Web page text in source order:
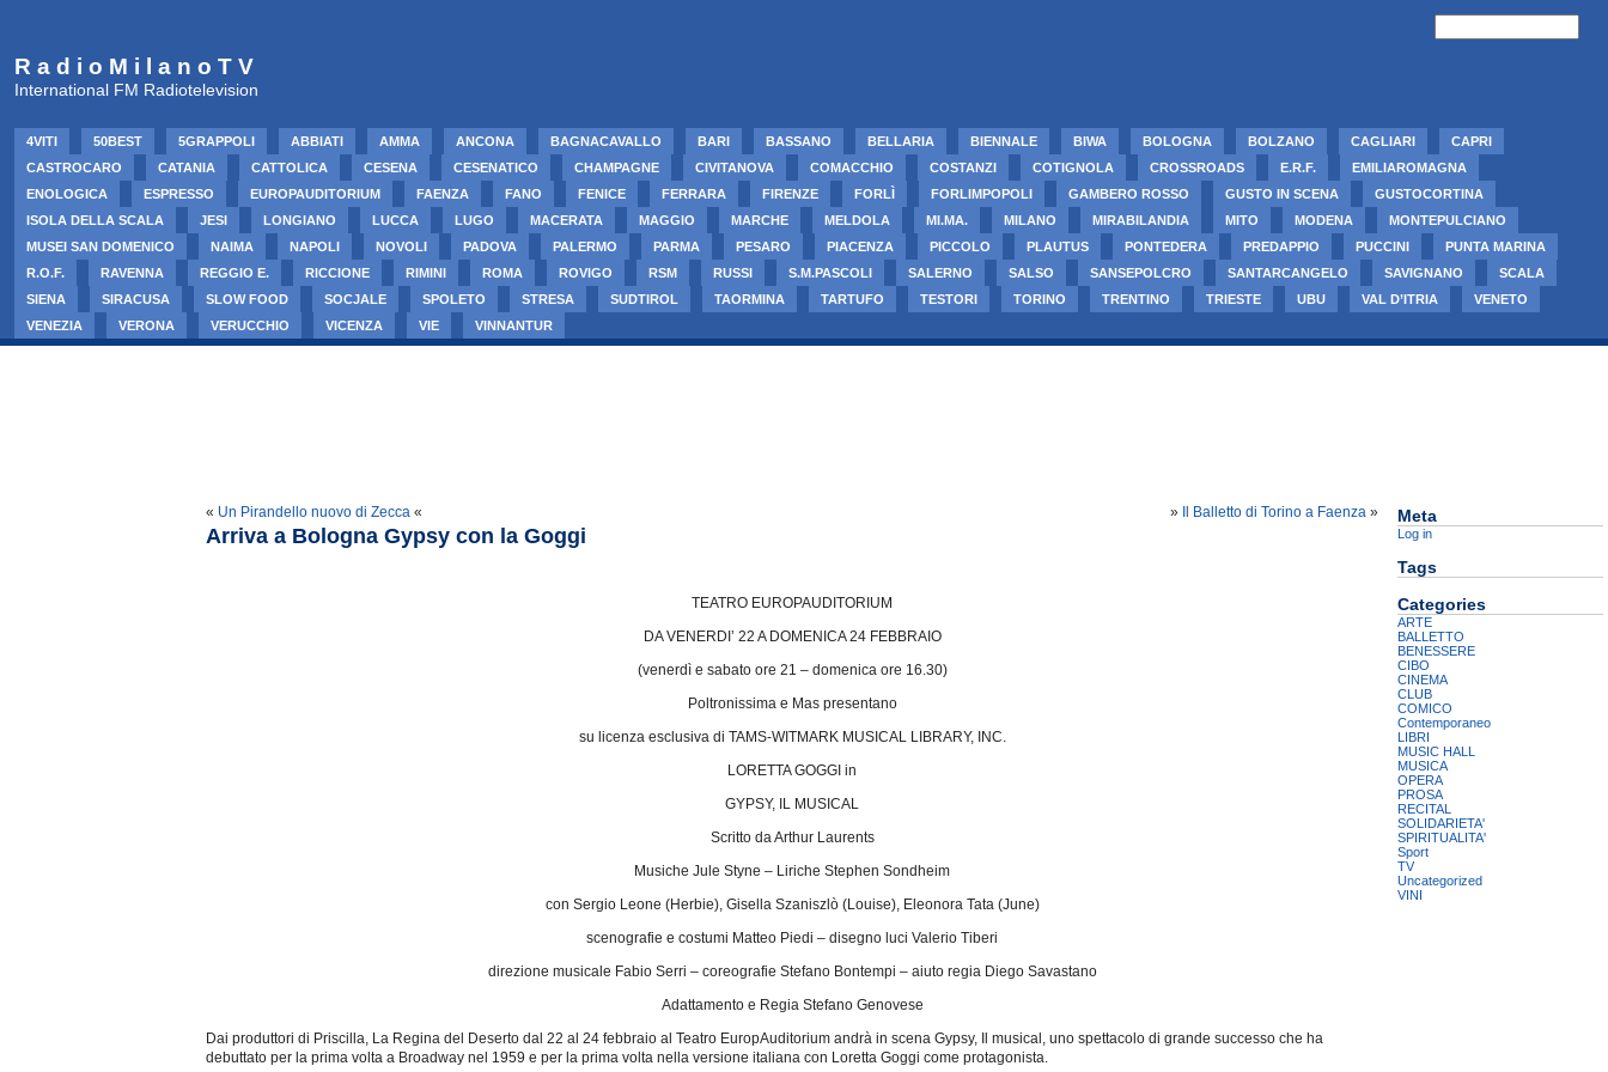
R a d i o M i l a n o T V
International FM Radiotelevision
4VITI 50BEST 5GRAPPOLI ABBIATI AMMA ANCONA BAGNACAVALLO BARI BASSANO BELLARIA BIENNALE BIWA BOLOGNA BOLZANO CAGLIARI
CAPRI
CASTROCARO
CATANIA CATTOLICA CESENA CESENATICO CHAMPAGNE CIVITANOVA COMACCHIO COSTANZI COTIGNOLA CROSSROADS E.R.F.
EMILIAROMAGNA
ENOLOGICA
ESPRESSO EUROPAUDITORIUM FAENZA FANO FENICE FERRARA FIRENZE FORLÌ FORLIMPOPOLI GAMBERO ROSSO GUSTO IN SCENA
GUSTOCORTINA
ISOLA DELLA SCALA
JESI LONGIANO LUCCA LUGO MACERATA MAGGIO MARCHE MELDOLA MI.MA. MILANO MIRABILANDIA MITO MODENA
MONTEPULCIANO
MUSEI SAN DOMENICO
NAIMA NAPOLI NOVOLI PADOVA PALERMO PARMA PESARO PIACENZA PICCOLO PLAUTUS PONTEDERA PREDAPPIO PUCCINI
PUNTA MARINA
R.O.F.
RAVENNA REGGIO E. RICCIONE RIMINI ROMA ROVIGO RSM RUSSI S.M.PASCOLI SALERNO SALSO SANSEPOLCRO SANTARCANGELO SAVIGNANO
SCALA
SIENA
SIRACUSA SLOW FOOD SOCJALE SPOLETO STRESA SUDTIROL TAORMINA TARTUFO TESTORI TORINO TRENTINO TRIESTE UBU VAL D’ITRIA
VENETO
VENEZIA
VERONA VERUCCHIO VICENZA VIE VINNANTUR
« Un Pirandello nuovo di Zecca « » Il Balletto di Torino a Faenza »
Arriva a Bologna Gypsy con la Goggi
TEATRO EUROPAUDITORIUM
DA VENERDI’ 22 A DOMENICA 24 FEBBRAIO
(venerdì e sabato ore 21 – domenica ore 16.30)
Poltronissima e Mas presentano
su licenza esclusiva di TAMS-WITMARK MUSICAL LIBRARY, INC.
LORETTA GOGGI in
GYPSY, IL MUSICAL
Scritto da Arthur Laurents
Musiche Jule Styne – Liriche Stephen Sondheim
con Sergio Leone (Herbie), Gisella Szaniszlò (Louise), Eleonora Tata (June)
scenografie e costumi Matteo Piedi – disegno luci Valerio Tiberi
direzione musicale Fabio Serri – coreografie Stefano Bontempi – aiuto regia Diego Savastano
Adattamento e Regia Stefano Genovese
Dai produttori di Priscilla, La Regina del Deserto dal 22 al 24 febbraio al Teatro EuropAuditorium andrà in scena Gypsy, Il musical, uno spettacolo di grande successo che ha
debuttato per la prima volta a Broadway nel 1959 e per la prima volta nella versione italiana con Loretta Goggi come protagonista.
Meta
Log in
Tags
Categories
ARTE
BALLETTO
BENESSERE
CIBO
CINEMA
CLUB
COMICO
Contemporaneo
LIBRI
MUSIC HALL
MUSICA
OPERA
PROSA
RECITAL
SOLIDARIETA'
SPIRITUALITA'
Sport
TV
Uncategorized
VINI